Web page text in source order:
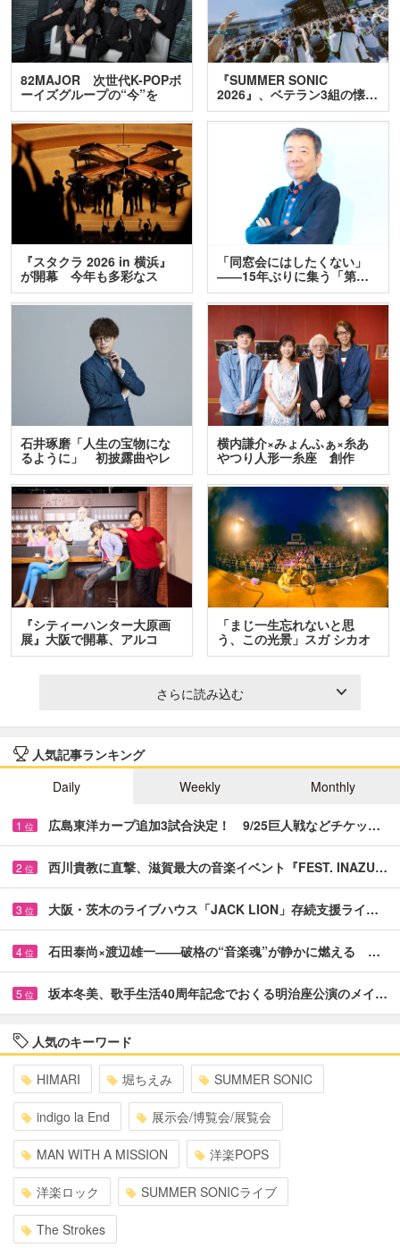
82MAJOR 次世代K-POPボ
ーイズグループの“今”を
訊…
『SUMMER SONIC
2026』、ベテラン3組の懐…
『スタクラ 2026 in 横浜』
が開幕 今年も多彩なス
テ…
「同窓会にはしたくない」
――15年ぶりに集う「第…
石井琢磨「人生の宝物にな
るように」 初披露曲やレ
ア…
横内謙介×みょんふぁ×糸あ
やつり人形一糸座 創作
人…
『シティーハンター大原画
展』大阪で開幕、アルコ
＆…
「まじ一生忘れないと思
う、この光景」スガ シカオ
と…
さらに読み込む
人気記事ランキング
Daily
Weekly Monthly
1 位 広島東洋カープ追加3試合決定！ 9/25巨人戦などチケッ…
2 位 西川貴教に直撃、滋賀最大の音楽イベント『FEST. INAZU…
3 位 大阪・茨木のライブハウス「JACK LION」存続支援ライ…
4 位 石田泰尚×渡辺雄一――破格の“音楽魂”が静かに燃える …
5 位 坂本冬美、歌手生活40周年記念でおくる明治座公演のメイ…
人気のキーワード
HIMARI 堀ちえみ SUMMER SONIC
indigo la End 展示会/博覧会/展覧会
MAN WITH A MISSION 洋楽POPS
洋楽ロック SUMMER SONICライブ
The Strokes